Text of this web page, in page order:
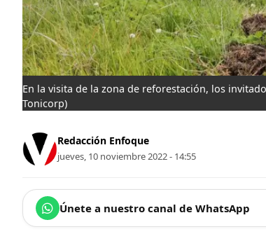
En la visita de la zona de reforestación, los
Tonicorp)
Redacción Enfoque
jueves, 10 noviembre 2022 - 14:55
Únete a nuestro canal de WhatsApp